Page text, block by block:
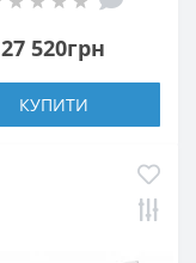
27 520грн
КУПИТИ